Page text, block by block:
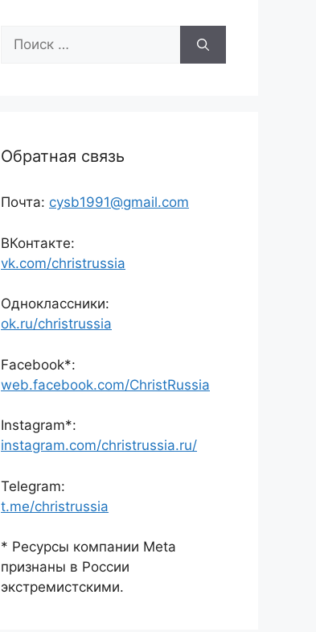
Поиск:
Обратная связь
Почта: cysb1991@gmail.com
ВКонтакте:
vk.com/christrussia
Одноклассники:
ok.ru/christrussia
Facebook*:
web.facebook.com/ChristRussia
Instagram*:
instagram.com/christrussia.ru/
Telegram:
t.me/christrussia
* Ресурсы компании Meta
признаны в России
экстремистскими.